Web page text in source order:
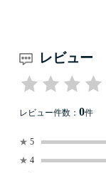
レビュー
レビュー件数： 0件
★ 5
★ 4